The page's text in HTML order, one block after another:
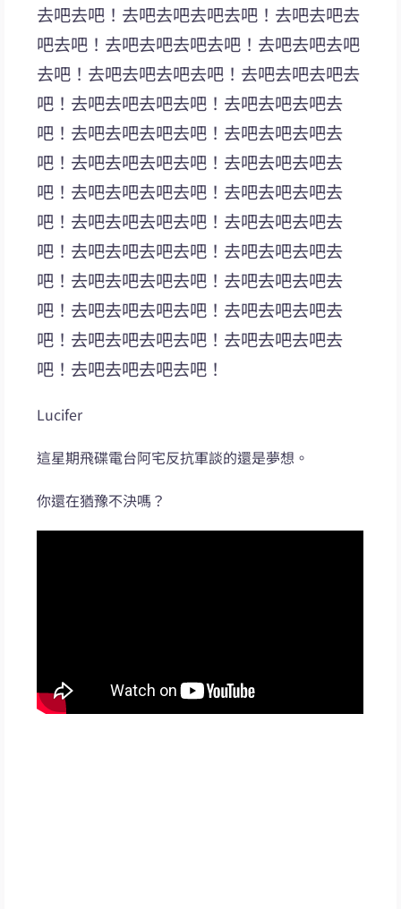
去吧去吧！去吧去吧去吧去吧！去吧去吧去
吧去吧！去吧去吧去吧去吧！去吧去吧去吧
去吧！去吧去吧去吧去吧！去吧去吧去吧去
吧！去吧去吧去吧去吧！去吧去吧去吧去
吧！去吧去吧去吧去吧！去吧去吧去吧去
吧！去吧去吧去吧去吧！去吧去吧去吧去
吧！去吧去吧去吧去吧！去吧去吧去吧去
吧！去吧去吧去吧去吧！去吧去吧去吧去
吧！去吧去吧去吧去吧！去吧去吧去吧去
吧！去吧去吧去吧去吧！去吧去吧去吧去
吧！去吧去吧去吧去吧！去吧去吧去吧去
吧！去吧去吧去吧去吧！去吧去吧去吧去
吧！去吧去吧去吧去吧！
Lucifer
這星期飛碟電台阿宅反抗軍談的還是夢想。
你還在猶豫不決嗎？